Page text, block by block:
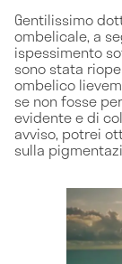
Gentilissimo
ombelicale, a
ispessimento
sono stata
ombelico
se non fosse
evidente e di
avviso, potrei
sulla